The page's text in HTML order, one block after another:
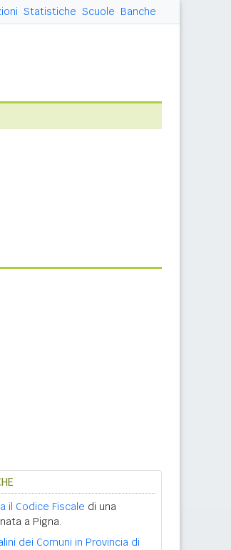
Statistiche Scuole Banche
il Codice Fiscale di una
a Pigna.
dei Comuni in Provincia di